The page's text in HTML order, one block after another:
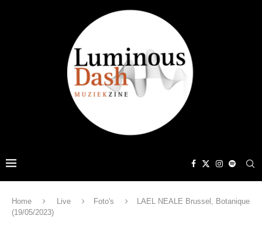
Home Live Foto's
LAEL NEALE Brussel, Botanique
(19/05/2023)